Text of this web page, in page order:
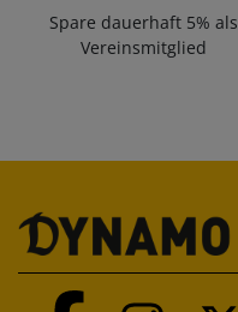
Spare dauerhaft 5% als
Vereinsmitglied